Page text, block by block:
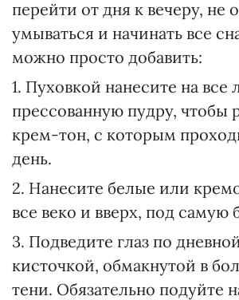
перейти от дня к вечеру, не
умываться и начинать все
можно просто добавить:
1. Пуховкой нанесите на
прессованную пудру, чтобы
крем-тон, с которым
день.
2. Нанесите белые или
все веко и вверх, под самую
3. Подведите глаз по
кисточкой, обмакнутой в
тени. Обязательно подуйте